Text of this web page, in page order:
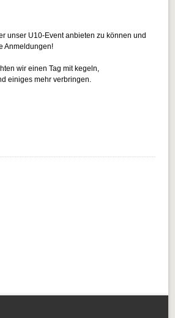
unser U10-Event anbieten zu können und
Anmeldungen!
wir einen Tag mit kegeln,
einiges mehr verbringen.